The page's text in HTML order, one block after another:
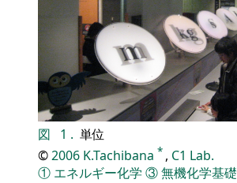
図 1 . 単位
©2006 K.Tachibana * , C1 Lab.
① エネルギー化学 ③無機化学基礎